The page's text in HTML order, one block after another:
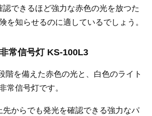
認できるほど強力な赤色の光を放つた
を知らせるのに適しているでしょう。
常信号灯 KS-100L3
階を備えた赤色の光と、白色のライト
常信号灯です。
先からでも発光を確認できる強力なパ